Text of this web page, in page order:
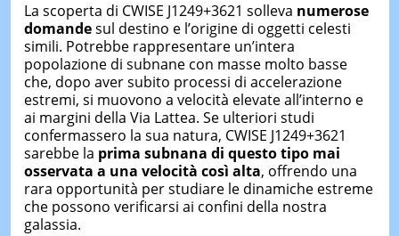
La scoperta di CWISE J1249+3621 solleva numerose
domandesul destino e l’origine di oggetti celesti
simili. Potrebbe rappresentare un’intera
popolazione di subnane con masse molto basse
che, dopo aver subito processi di accelerazione
estremi, si muovono a velocità elevate all’interno e
ai margini della Via Lattea. Se ulteriori studi
confermassero la sua natura, CWISE J1249+3621
sarebbe la prima subnana di questo tipo mai
osservata a una velocità così alta, offrendo una
rara opportunità per studiare le dinamiche estreme
che possono verificarsi ai confini della nostra
galassia.